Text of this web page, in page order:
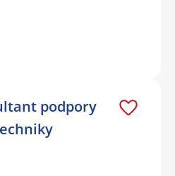
podpory